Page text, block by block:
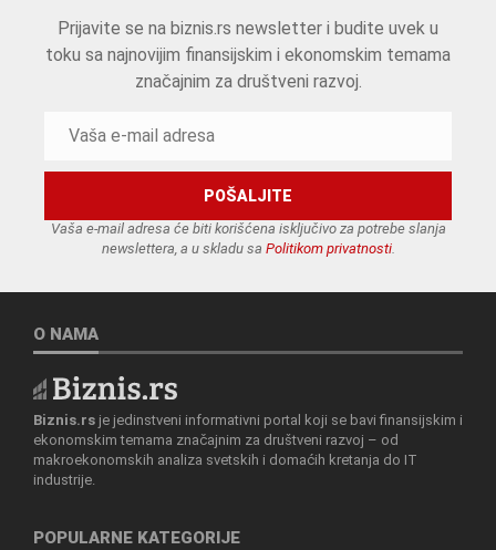
Prijavite se na biznis.rs newsletter i budite uvek u
toku sa najnovijim finansijskim i ekonomskim temama
značajnim za društveni razvoj.
Vaša e-mail adresa će biti korišćena isključivo za potrebe slanja
newslettera, a u skladu sa Politikom privatnosti.
O NAMA
Biznis.rs je jedinstveni informativni portal koji se bavi finansijskim i
ekonomskim temama značajnim za društveni razvoj – od
makroekonomskih analiza svetskih i domaćih kretanja do IT
industrije.
POPULARNE KATEGORIJE